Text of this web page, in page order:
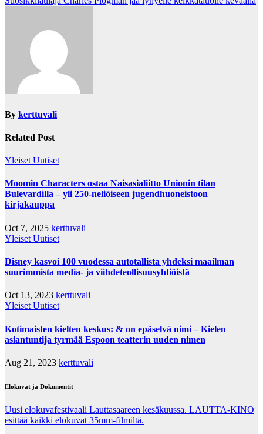
By kerttuvali
Related Post
Yleiset Uutiset
Moomin Characters ostaa Naisasialiitto Unionin tilan
Bulevardilla – yli 250-neliöiseen jugendhuoneistoon
kirjakauppa
Oct 7, 2025 kerttuvali
Yleiset Uutiset
Disney kasvoi 100 vuodessa autotallista yhdeksi maailman
suurimmista media- ja viihdeteollisuusyhtiöistä
Oct 13, 2023 kerttuvali
Yleiset Uutiset
Kotimaisten kielten keskus: & on epäselvä nimi – Kielen
asiantuntija tyrmää Espoon teatterin uuden nimen
Aug 21, 2023 kerttuvali
Elokuvat ja Dokumentit
Uusi elokuvafestivaali Lauttasaareen kesäkuussa. LAUTTA-KINO
esittää kaikki elokuvat 35mm-filmiltä.